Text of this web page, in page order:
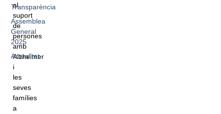
al
suport
de
persones
amb
Alzheimer
i
les
seves
famílies
a
Transparència
Assemblea
General
2025
Actualitat